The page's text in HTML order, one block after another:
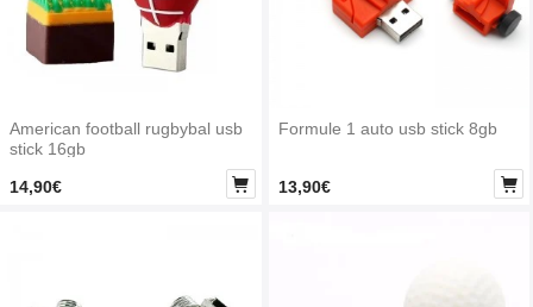
American football rugbybal usb
stick 16gb
14,90€

Formule 1 auto usb stick 8gb
13,90€ 